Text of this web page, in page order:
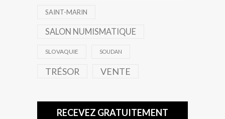
SAINT-MARIN
SALON NUMISMATIQUE
SLOVAQUIE SOUDAN
TRÉSOR VENTE
RECEVEZ GRATUITEMENT